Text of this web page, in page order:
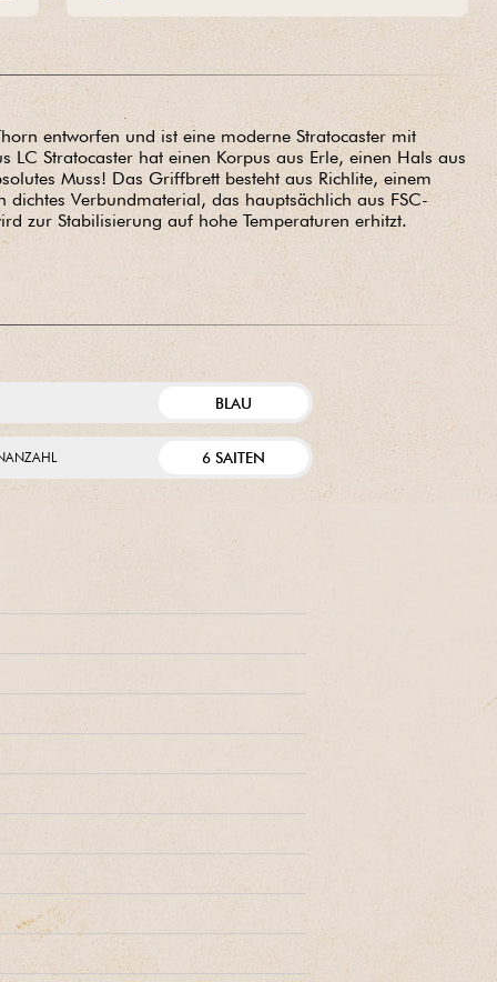
entworfen und ist eine moderne Stratocaster mit
Stratocaster hat einen Korpus aus Erle, einen Hals aus
Muss! Das Griffbrett besteht aus Richlite, einem
Verbundmaterial, das hauptsächlich aus FSC-
zur Stabilisierung auf hohe Temperaturen erhitzt.
BLAU
6 SAITEN